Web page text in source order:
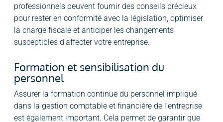
professionnels peuvent fournir des conseils précieux
pour rester en conformité avec la législation, optimiser
la charge fiscale et anticiper les changements
susceptibles d’affecter votre entreprise.
Formation et sensibilisation du
personnel
Assurer la formation continue du personnel impliqué
dans la gestion comptable et financière de l’entreprise
est également important. Cela permet de garantir que